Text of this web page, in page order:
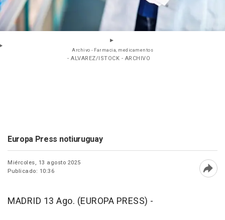
Archivo - Farmacia, medicamentos
- ALVAREZ/ISTOCK - ARCHIVO
Europa Press notiuruguay
Miércoles, 13 agosto 2025
Publicado: 10:36
MADRID 13 Ago. (EUROPA PRESS) -